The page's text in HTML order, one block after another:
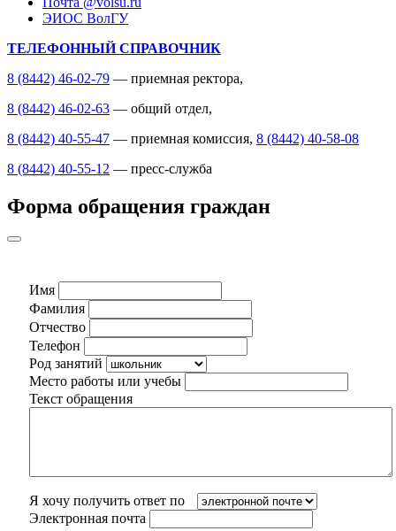
ЭИОС ВолГУ
ТЕЛЕФОННЫЙ СПРАВОЧНИК
8 (8442) 46-02-79 — приемная ректора,
8 (8442) 46-02-63 — общий отдел,
8 (8442) 40-55-47 — приемная комиссия, 8 (8442) 40-58-08
8 (8442) 40-55-12 — пресс-служба
Форма обращения граждан
Имя
Фамилия
Отчество
Телефон
Род занятий
Место работы или учебы
Текст обращения
Я хочу получить ответ по
Электронная почта